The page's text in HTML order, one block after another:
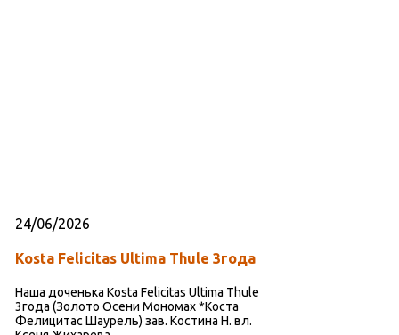
24/06/2026
Kosta Felicitas Ultima Thule 3года
Наша доченька Kosta Felicitas Ultima Thule
3года (Золото Осени Мономах *Коста
Фелицитас Шаурель) зав. Костина Н. вл.